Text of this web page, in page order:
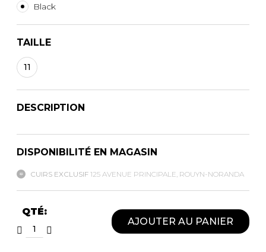
Black
TAILLE
11
DESCRIPTION
DISPONIBILITÉ EN MAGASIN
CUIRS EXCLUSIF 125 AVENUE PRINCIPALE, ROUYN-NORANDA
QTÉ:
AJOUTER AU PANIER